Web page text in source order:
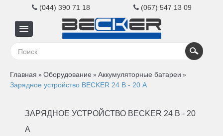
(044) 390 71 18 (067) 547 13 09
Для
Для
Главная » Оборудование » Аккумуляторные батареи »
Зарядное устройство BECKER 24 В - 20 А
ЗАРЯДНОЕ УСТРОЙСТВО BECKER 24 В - 20
А